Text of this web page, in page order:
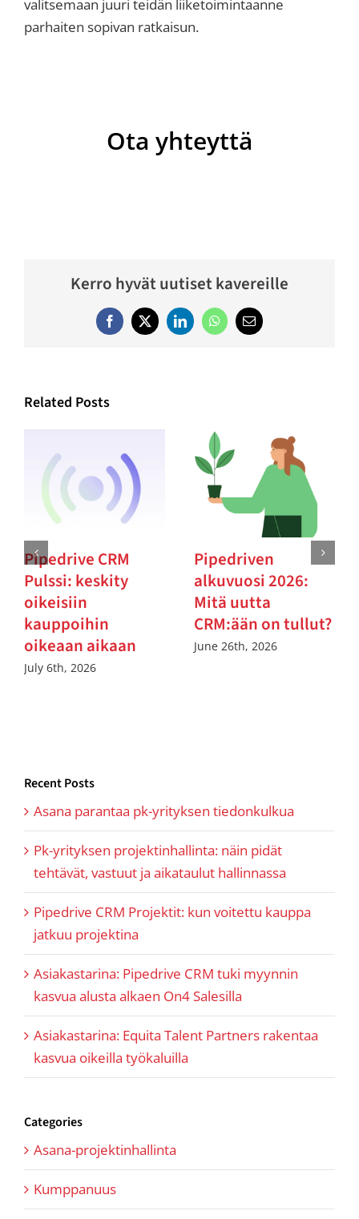
valitsemaan juuri teidän liiketoimintaanne
parhaiten sopivan ratkaisun.
Ota yhteyttä
Kerro hyvät uutiset kavereille
FacebookTwitterLinkedInWhatsApp
Email
Related Posts
Pipedrive CRM
Pulssi: keskity
oikeisiin
kauppoihin
oikeaan aikaan
July 6th, 2026
Pipedriven
alkuvuosi 2026:
Mitä uutta
CRM:ään on tullut?
June 26th, 2026
Recent Posts
Asana parantaa pk-yrityksen tiedonkulkua
Pk-yrityksen projektinhallinta: näin pidät
tehtävät, vastuut ja aikataulut hallinnassa
Pipedrive CRM Projektit: kun voitettu kauppa
jatkuu projektina
Asiakastarina: Pipedrive CRM tuki myynnin
kasvua alusta alkaen On4 Salesilla
Asiakastarina: Equita Talent Partners rakentaa
kasvua oikeilla työkaluilla
Categories
Asana-projektinhallinta
Kumppanuus